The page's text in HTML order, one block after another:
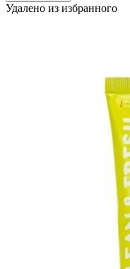
Удалено из избранного